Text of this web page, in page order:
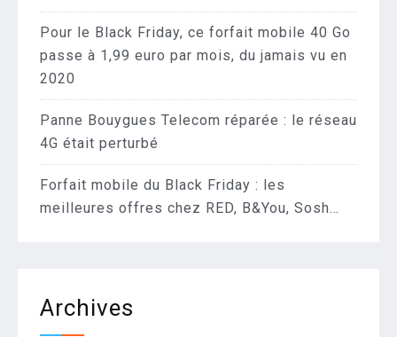
Pour le Black Friday, ce forfait mobile 40 Go
passe à 1,99 euro par mois, du jamais vu en
2020
Panne Bouygues Telecom réparée : le réseau
4G était perturbé
Forfait mobile du Black Friday : les
meilleures offres chez RED, B&You, Sosh…
Archives